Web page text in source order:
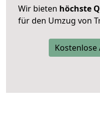
Wir bieten höchste
für den Umzug von